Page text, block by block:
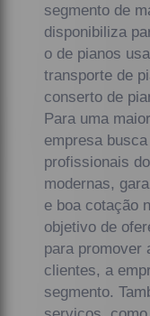
segmento de
disponibiliza
o de pianos
transporte de
conserto de
Para uma
empresa
profissionais
modernas,
e boa cotação
objetivo de
para promover
clientes, a
segmento.